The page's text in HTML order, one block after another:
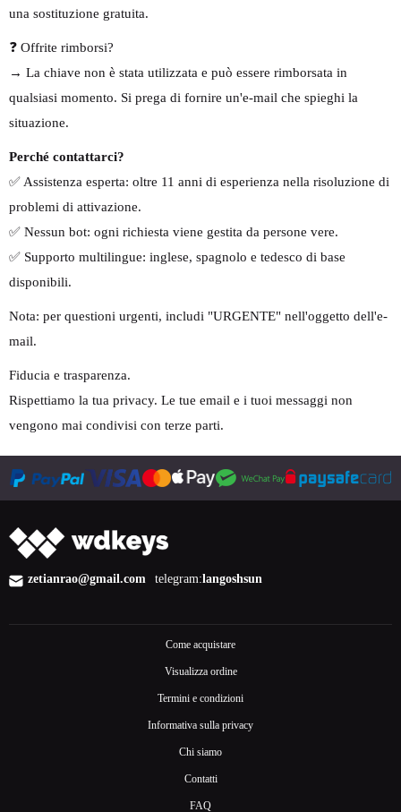
una sostituzione gratuita.
❓ Offrite rimborsi?
→ La chiave non è stata utilizzata e può essere rimborsata in
qualsiasi momento. Si prega di fornire un'e-mail che spieghi la
situazione.
Perché contattarci?
✅ Assistenza esperta: oltre 11 anni di esperienza nella risoluzione di
problemi di attivazione.
✅ Nessun bot: ogni richiesta viene gestita da persone vere.
✅ Supporto multilingue: inglese, spagnolo e tedesco di base
disponibili.
Nota: per questioni urgenti, includi "URGENTE" nell'oggetto dell'e-
mail.
Fiducia e trasparenza.
Rispettiamo la tua privacy. Le tue email e i tuoi messaggi non
vengono mai condivisi con terze parti.
zetianrao@gmail.com telegram:langoshsun
Come acquistare
Visualizza ordine
Termini e condizioni
Informativa sulla privacy
Chi siamo
Contatti
FAQ